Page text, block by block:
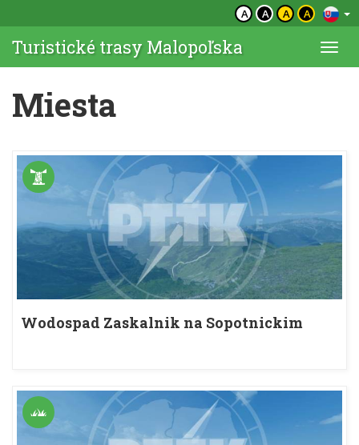
A A A A
Turistické trasy Malopoľska
Miesta
Wodospad Zaskalnik na Sopotnickim
Potoku